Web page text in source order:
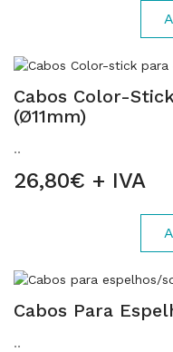
Cabos Color-
(Ø11mm)
..
26,80€ + IVA
Cabos Para
..